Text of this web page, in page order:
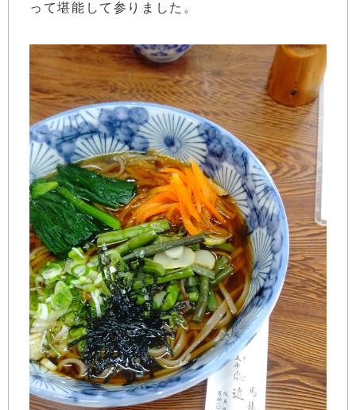
って堪能して参りました。